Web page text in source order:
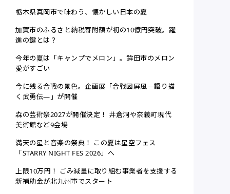
栃木県真岡市で味わう、懐かしい日本の夏
加賀市のふるさと納税寄附額が初の10億円突破。躍
進の鍵とは？
今年の夏は「キャンプでメロン」。鉾田市のメロン
愛がすごい
今に残る合戦の景色。企画展「合戦図屏風—語り描
く武勇伝―」が開催
森の芸術祭2027が開催決定！ 井倉洞や奈義町現代
美術館など9会場
満天の星と音楽の祭典！ この夏は星空フェス
「STARRY NIGHT FES 2026」へ
上限10万円！ ごみ減量に取り組む事業者を支援する
新補助金が北九州市でスタート